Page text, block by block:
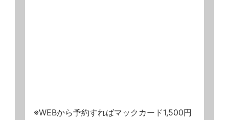
※WEBから予約すればマックカード1,500円